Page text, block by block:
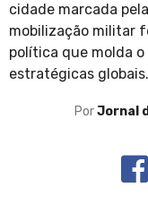
cidade marcada
mobilização militar
política que molda o
estratégicas globais.
PorJornal